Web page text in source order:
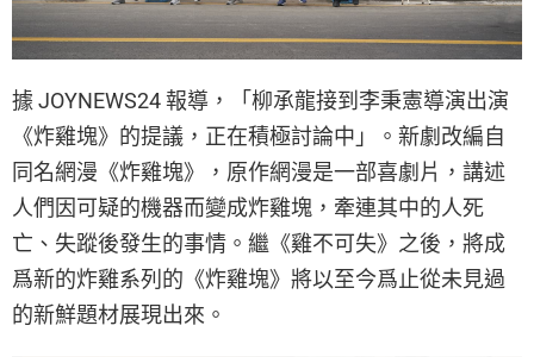
據 JOYNEWS24 報導，「柳承龍接到李秉憲導演出演
《炸雞塊》的提議，正在積極討論中」。新劇改編自
同名網漫《炸雞塊》，原作網漫是一部喜劇片，講述
人們因可疑的機器而變成炸雞塊，牽連其中的人死
亡、失蹤後發生的事情。繼《雞不可失》之後，將成
爲新的炸雞系列的《炸雞塊》將以至今爲止從未見過
的新鮮題材展現出來。